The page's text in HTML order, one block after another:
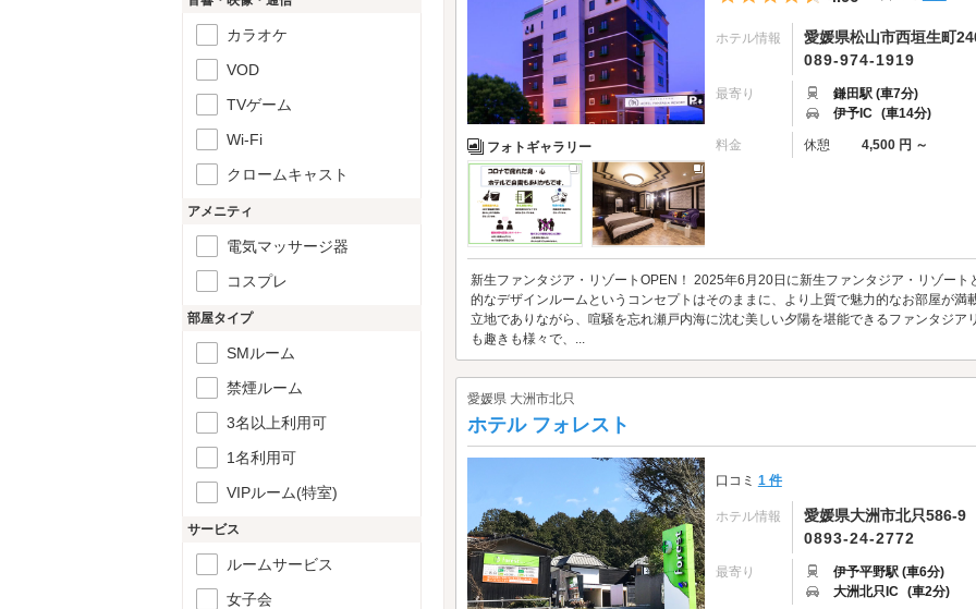
フォトギャラリー
ホテル情報
愛媛県松山市西垣生町
089-974-1919
最寄り
鎌田駅 (車7分)
伊予IC (車14分)
料金 休憩 4,500 円 ～
新生ファンタジア・リゾートOPEN！ 2025年6月20日に新生ファンタジア・リゾー
的なデザインルームというコンセプトはそのままに、より上質で魅力的なお部屋が満
立地でありながら、喧騒を忘れ瀬戸内海に沈む美しい夕陽を堪能できるファンタジア
も趣きも様々で、...
愛媛県 大洲市北只
ホテル フォレスト
口コミ 1 件
ホテル情報
愛媛県大洲市北只586-9
0893-24-2772
最寄り
伊予平野駅 (車6分)
大洲北只IC (車2分)
カラオケ
VOD
TVゲーム
Wi-Fi
クロームキャスト
アメニティ
電気マッサージ器
コスプレ
部屋タイプ
SMルーム
禁煙ルーム
3名以上利用可
1名利用可
VIPルーム(特室)
サービス
ルームサービス
女子会